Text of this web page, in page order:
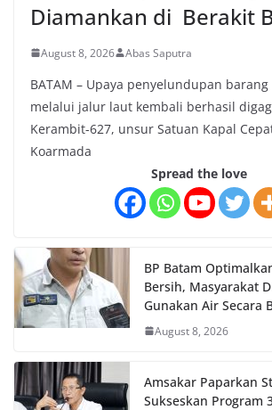
Diamankan di Berakit
August 8, 2026 Abas Saputra
BATAM – Upaya penyelundupan
melalui jalur laut kembali berhasil
Kerambit-627, unsur Satuan Kapal
Koarmada
Spread the love
BP Batam
Bersih, Masyarakat
Gunakan Air Secara
August 8, 2026
Amsakar Paparkan
Sukseskan Program